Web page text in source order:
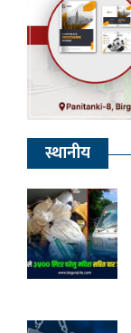
स्थानीय